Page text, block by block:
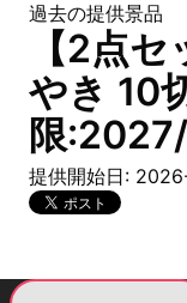
過去の提供景品
【2点
やき 10
限
提供開始日: